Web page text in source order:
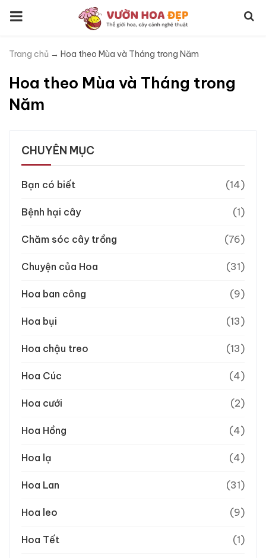
Trang chủ → Hoa theo Mùa và Tháng trong Năm
Hoa theo Mùa và Tháng trong
Năm
CHUYÊN MỤC
Bạn có biết (14)
Bệnh hại cây (1)
Chăm sóc cây trồng (76)
Chuyện của Hoa (31)
Hoa ban công (9)
Hoa bụi (13)
Hoa chậu treo (13)
Hoa Cúc (4)
Hoa cưới (2)
Hoa Hồng (4)
Hoa lạ (4)
Hoa Lan (31)
Hoa leo (9)
Hoa Tết (1)